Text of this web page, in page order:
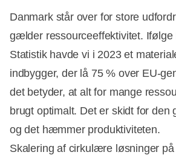
Danmark står over for store
gælder ressourceeffektivitet. Ifølge
Statistik havde vi i 2023 et
indbygger, der lå 75 % over EU-
det betyder, at alt for mange
brugt optimalt. Det er skidt for den
og det hæmmer produktiviteten.
Skalering af cirkulære løsninger